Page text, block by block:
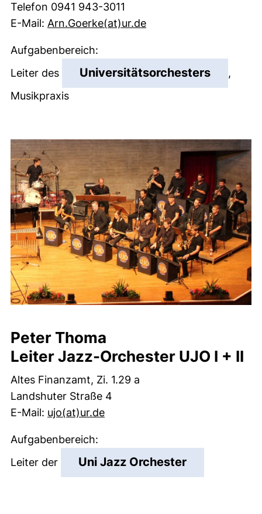
Telefon 0941 943-3011
E-Mail: Arn.Goerke​(at)​ur.de(öffnet Ihr E-Mail-
Aufgabenbereich:
Leiter des
Universitätsorchesters
,
Musikpraxis
Peter Thoma
Leiter Jazz-Orchester UJO I + II
Altes Finanzamt, Zi. 1.29 a
Landshuter Straße 4
E-Mail: ujo​(at)​ur.de(öffnet Ihr E-Mail-Programm)
Aufgabenbereich:
Leiter der
Uni Jazz Orchester(externer